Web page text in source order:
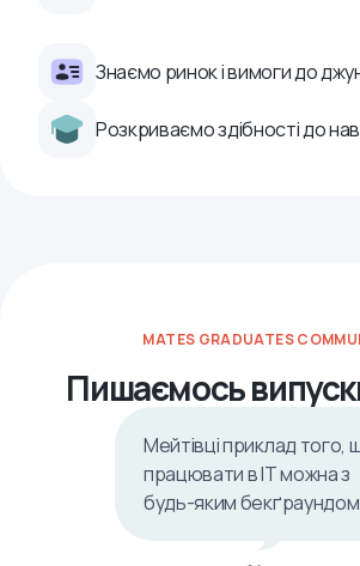
Знаємо ринок і вимоги до
Розкриваємо здібності до
MATES GRADUATES
Пишаємось
Мейтівці приклад того,
працювати в ІТ можна з
будь-яким